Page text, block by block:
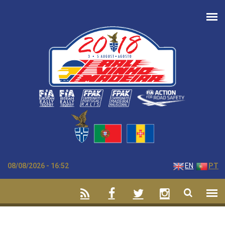
08/08/2026 - 16:52 EN PT